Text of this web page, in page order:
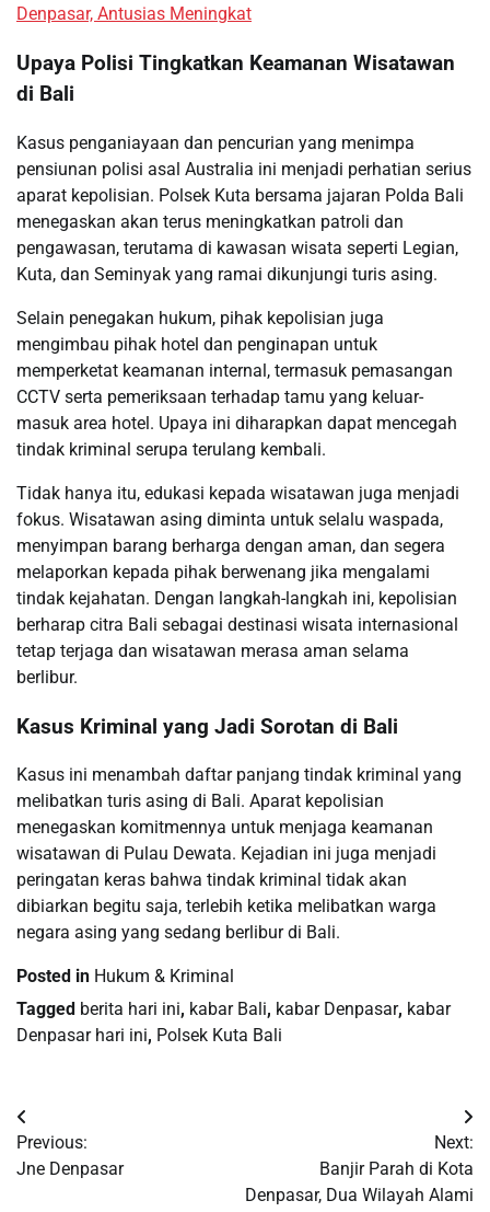
Denpasar, Antusias Meningkat
Upaya Polisi Tingkatkan Keamanan Wisatawan
di Bali
Kasus penganiayaan dan pencurian yang menimpa
pensiunan polisi asal Australia ini menjadi perhatian serius
aparat kepolisian. Polsek Kuta bersama jajaran Polda Bali
menegaskan akan terus meningkatkan patroli dan
pengawasan, terutama di kawasan wisata seperti Legian,
Kuta, dan Seminyak yang ramai dikunjungi turis asing.
Selain penegakan hukum, pihak kepolisian juga
mengimbau pihak hotel dan penginapan untuk
memperketat keamanan internal, termasuk pemasangan
CCTV serta pemeriksaan terhadap tamu yang keluar-
masuk area hotel. Upaya ini diharapkan dapat mencegah
tindak kriminal serupa terulang kembali.
Tidak hanya itu, edukasi kepada wisatawan juga menjadi
fokus. Wisatawan asing diminta untuk selalu waspada,
menyimpan barang berharga dengan aman, dan segera
melaporkan kepada pihak berwenang jika mengalami
tindak kejahatan. Dengan langkah-langkah ini, kepolisian
berharap citra Bali sebagai destinasi wisata internasional
tetap terjaga dan wisatawan merasa aman selama
berlibur.
Kasus Kriminal yang Jadi Sorotan di Bali
Kasus ini menambah daftar panjang tindak kriminal yang
melibatkan turis asing di Bali. Aparat kepolisian
menegaskan komitmennya untuk menjaga keamanan
wisatawan di Pulau Dewata. Kejadian ini juga menjadi
peringatan keras bahwa tindak kriminal tidak akan
dibiarkan begitu saja, terlebih ketika melibatkan warga
negara asing yang sedang berlibur di Bali.
Posted in Hukum & Kriminal
Tagged berita hari ini, kabar Bali, kabar Denpasar, kabar
Denpasar hari ini, Polsek Kuta Bali
Post
navigation
Previous:
Jne Denpasar
Next:
Banjir Parah di Kota
Denpasar, Dua Wilayah Alami